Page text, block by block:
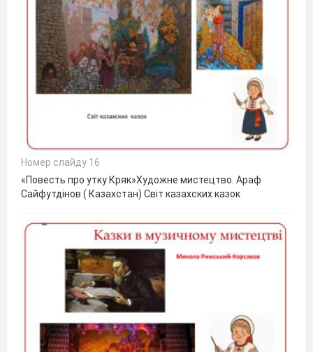
Номер слайду 16
«Повесть про утку Кряк»Художне мистецтво. Араф
Сайфутдінов ( Казахстан) Світ казахских казок